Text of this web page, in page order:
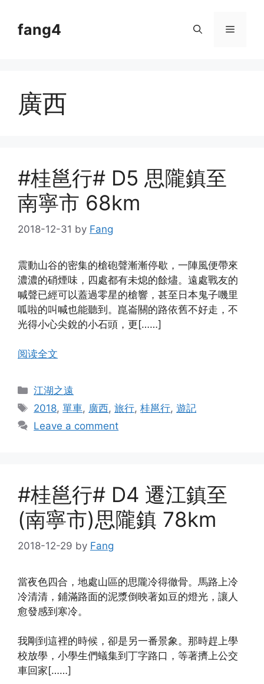
contentfang4 Menu
廣西
#桂邕行# D5 思隴鎮至
南寧市 68km
2018-12-31 by Fang
震動山谷的密集的槍砲聲漸漸停歇，一陣風便帶來
濃濃的硝煙味，四處都有未熄的餘燼。遠處戰友的
喊聲已經可以蓋過零星的槍響，甚至日本鬼子嘰里
呱啦的叫喊也能聽到。崑崙關的路依舊不好走，不
光得小心尖銳的小石頭，更[……]
阅读全文
Categories
江湖之遠
Tags
2018,單車, 廣西,旅行,桂邕行,遊記
Leave a comment
#桂邕行# D4 遷江鎮至
(南寧市)思隴鎮 78km
2018-12-29 by Fang
當夜色四合，地處山區的思隴冷得徹骨。馬路上冷
冷清清，鋪滿路面的泥漿倒映著如豆的燈光，讓人
愈發感到寒冷。
我剛到這裡的時候，卻是另一番景象。那時趕上學
校放學，小學生們蟻集到丁字路口，等著擠上公交
車回家[……]